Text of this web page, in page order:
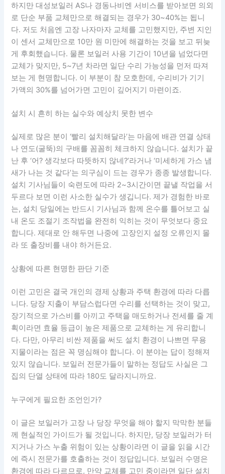
하지만 대성보일러 AS나 경동나비엔 서비스를 받아보면 의외
로 단순 부품 교체만으로 해결되는 경우가 30~40%는 됩니
다. 저도 처음엔 고장 나자마자 교체를 고민했지만, 주변 지인
이 센서 교체만으로 10만 원 미만에 해결하는 것을 보고 뒤늦
게 후회했습니다. 물론 보일러 사용 기간이 10년을 넘었다면
교체가 맞지만, 5~7년 차라면 일단 수리 가능성을 먼저 따져
보는 게 현명합니다. 이 부분이 참 모호한데, 수리비가 기기
가액의 30%를 넘어가면 고민이 깊어지기 마련이죠.
설치 시 흔히 하는 실수와 예상치 못한 변수
실제로 많은 분이 ‘빨리 설치해달라’는 마음에 배관 연결 상태
나 연도(굴뚝)의 구배를 꼼꼼히 체크하지 않습니다. 설치가 끝
난 후 ‘어? 생각보다 따뜻하지 않네?’라거나 ‘미세하게 가스 냄
새가 나는 것 같다’는 의구심이 드는 경우가 종종 발생합니다.
설치 기사님들이 숙련도에 따라 2~3시간이면 끝낼 작업을 서
두르다 보면 이런 사소한 실수가 생깁니다. 제가 경험한 바로
는, 설치 당일에는 반드시 기사님과 함께 온수를 틀어보고 실
내 온도 조절기 조작법을 완전히 익히는 것이 무엇보다 중요
합니다. 제대로 안 해두면 나중에 고장인지 설정 오류인지 몰
라 또 출장비를 내야 하거든요.
상황에 따른 현명한 판단 기준
이런 고민은 결국 개인의 경제 상황과 주택 환경에 따라 다릅
니다. 당장 지출이 부담스럽다면 수리를 선택하는 것이 맞고,
장기적으로 가스비를 아끼고 주택을 매도하거나 전세를 줄 계
획이라면 효율 등급이 높은 제품으로 교체하는 게 유리합니
다. 다만, 아무리 비싼 제품을 써도 설치 환경이 나쁘면 무용
지물이라는 점은 꼭 명심해야 합니다. 이 분야는 답이 정해져
있지 않습니다. 보일러 전문가들이 말하는 정답도 사실은 그
집의 단열 상태에 따라 180도 달라지니까요.
누구에게 필요한 조언인가?
이 글은 보일러가 고장 나 당장 무엇을 해야 할지 막막한 분들
께 현실적인 가이드가 될 것입니다. 하지만, 당장 보일러가 터
지거나 가스 누출 위험이 있는 상황이라면 이 글을 읽을 시간
에 즉시 전문가를 호출하는 것이 정답입니다. 보일러 수명은
환경에 따라 다르므로, 만약 교체를 고민 중이라면 일단 설치